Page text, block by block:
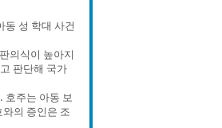
성 학대 사건
의식이 높아지
판단해 국가
호주는 아동 보
의 증인은 조